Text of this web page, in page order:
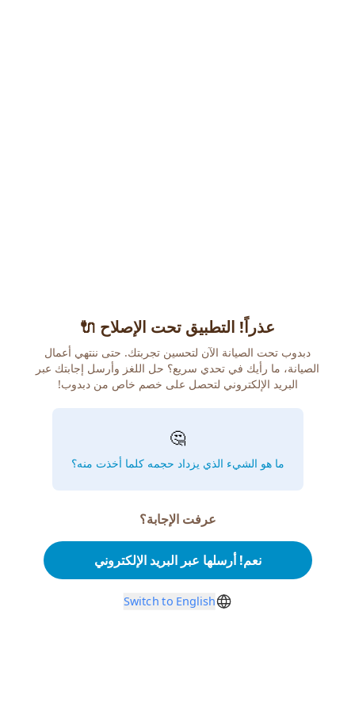
عذراً! التطبيق تحت الإصلاح 🔌
دبدوب تحت الصيانة الآن لتحسين تجربتك. حتى ننتهي أعمال
الصيانة، ما رأيك في تحدي سريع؟ حل اللغز وأرسل إجابتك عبر
البريد الإلكتروني لتحصل على خصم خاص من دبدوب!
🤔
ما هو الشيء الذي يزداد حجمه كلما أخذت منه؟
عرفت الإجابة؟
نعم! أرسلها عبر البريد الإلكتروني
Switch to English